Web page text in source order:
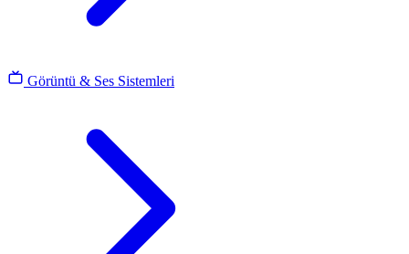
Görüntü & Ses Sistemleri